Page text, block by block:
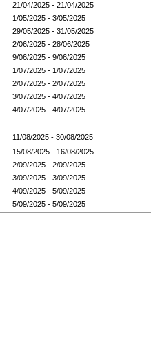
21/04/2025 - 21/04/2025
1/05/2025 - 3/05/2025
29/05/2025 - 31/05/2025
2/06/2025 - 28/06/2025
9/06/2025 - 9/06/2025
1/07/2025 - 1/07/2025
2/07/2025 - 2/07/2025
3/07/2025 - 4/07/2025
4/07/2025 - 4/07/2025
11/08/2025 - 30/08/2025
15/08/2025 - 16/08/2025
2/09/2025 - 2/09/2025
3/09/2025 - 3/09/2025
4/09/2025 - 5/09/2025
5/09/2025 - 5/09/2025